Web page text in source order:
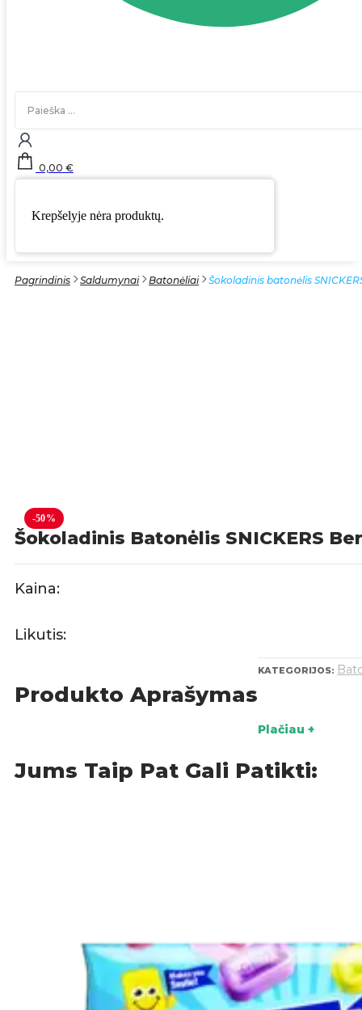
Search
0,00 €
Krepšelyje nėra produktų.
Pagrindinis Saldumynai Batonėliai Šokoladinis batonėlis
-50%
Šokoladinis Batonėlis SNICKERS
Kaina:
Likutis:
Produkto Aprašymas
KATEGORIJOS:
Plačiau +
Jums Taip Pat Gali Patikti: